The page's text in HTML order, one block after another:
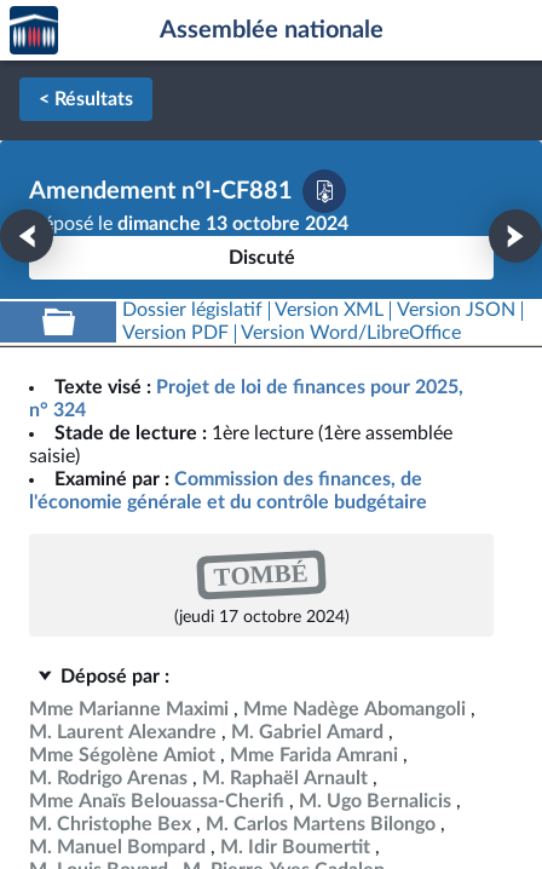
Aller au contenu
Aller en bas de la page
Accèder
à la
page
d'accueil
Assemblée nationale
< Résultats
Amendement n°I-CF881
Déposé le dimanche 13 octobre 2024
Discuté
Dossier législatif Version XML
Version JSON
Version PDF
Version Word/LibreOffice
Texte visé : Projet de loi de finances pour 2025,
n° 324
Stade de lecture : 1ère lecture (1ère assemblée
saisie)
Examiné par : Commission des finances, de
l'économie générale et du contrôle budgétaire
TOMBÉ
(jeudi 17 octobre 2024)
Déposé par :
Mme Marianne Maximi
Mme Nadège Abomangoli
M. Laurent Alexandre
M. Gabriel Amard
Mme Ségolène Amiot
Mme Farida Amrani
M. Rodrigo Arenas
M. Raphaël Arnault
Mme Anaïs Belouassa-Cherifi
M. Ugo Bernalicis
M. Christophe Bex
M. Carlos Martens Bilongo
M. Manuel Bompard
M. Idir Boumertit